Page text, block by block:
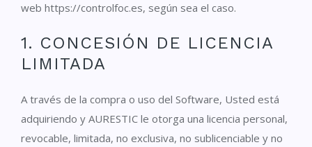
web https://controlfoc.es, según sea el caso.
1. CONCESIÓN DE LICENCIA
LIMITADA
A través de la compra o uso del Software, Usted está
adquiriendo y AURESTIC le otorga una licencia personal,
revocable, limitada, no exclusiva, no sublicenciable y no